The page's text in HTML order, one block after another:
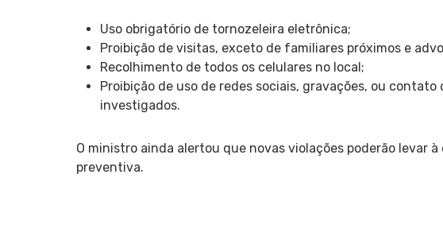
Uso obrigatório de tornozeleira eletrônica;
Proibição de visitas, exceto de familiares próximos e
Recolhimento de todos os celulares no local;
Proibição de uso de redes sociais, gravações, ou contato
investigados.
O ministro ainda alertou que novas violações poderão levar
preventiva.